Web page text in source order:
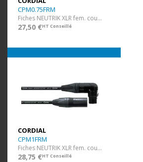
CPM0.75FRM
Fiches NEUTRIK XLR fem. coudée / XLR mâle - 75 cm
27,50 €HT Conseillé
CORDIAL
CPM1FRM
Fiches NEUTRIK XLR fem. coudée / XLR mâle - 1 m
28,75 €HT Conseillé